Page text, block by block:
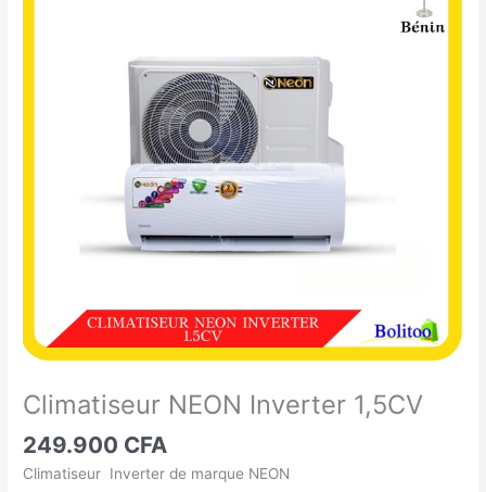
Climatiseur NEON Inverter 1,5CV
249.900 CFA
Climatiseur Inverter de marque NEON